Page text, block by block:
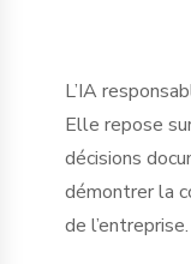
L’IA
Elle repose
décisions
démontrer la
de l’entreprise.